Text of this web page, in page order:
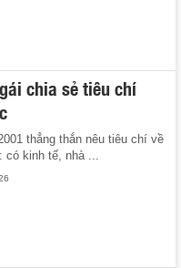
chia sẻ tiêu chí
thẳng thắn nêu tiêu chí về
có kinh tế, nhà ...